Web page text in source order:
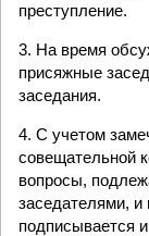
преступление.
3. На время
присяжные
заседания.
4. С учетом
совещательной
вопросы,
заседателями, и
подписывается